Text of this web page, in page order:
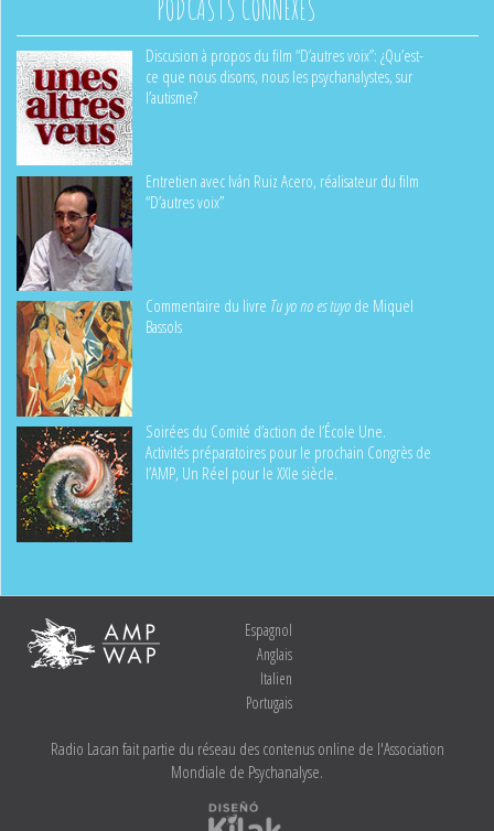
PODCASTS CONNEXES
Discusion à propos du film “D’autres voix”: ¿Qu’est-
ce que nous disons, nous les psychanalystes, sur
l’autisme?
Entretien avec Iván Ruiz Acero, réalisateur du film
“D’autres voix”
Commentaire du livre Tu yo no es tuyo de Miquel
Bassols
Soirées du Comité d’action de l’École Une.
Activités préparatoires pour le prochain Congrès de
l’AMP, Un Réel pour le XXIe siècle.
Espagnol
Anglais
Italien
Portugais
Radio Lacan fait partie du réseau des contenus online de l'Association
Mondiale de Psychanalyse.